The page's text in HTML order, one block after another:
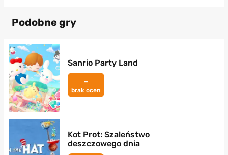
Podobne gry
Sanrio Party Land
-
brak ocen
Kot Prot: Szaleństwo
deszczowego dnia